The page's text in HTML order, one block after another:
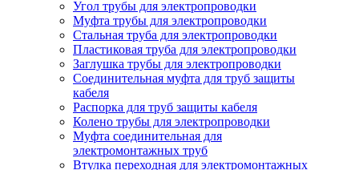
Угол трубы для электропроводки
Муфта трубы для электропроводки
Стальная труба для электропроводки
Пластиковая труба для электропроводки
Заглушка трубы для электропроводки
Соединительная муфта для труб защиты
кабеля
Распорка для труб защиты кабеля
Колено трубы для электропроводки
Муфта соединительная для
электромонтажных труб
Втулка переходная для электромонтажных